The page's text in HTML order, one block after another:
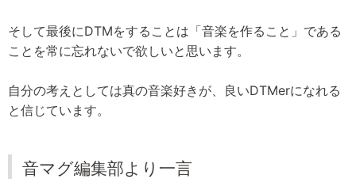
そして最後にDTMをすることは「音楽を作ること」である
ことを常に忘れないで欲しいと思います。
自分の考えとしては真の音楽好きが、良いDTMerになれる
と信じています。
音マグ編集部より一言